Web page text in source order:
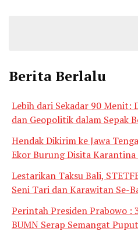
Berita Berlalu
Lebih dari Sekadar 90 Menit:
dan Geopolitik dalam Sepak
Hendak Dikirim ke Jawa
Ekor Burung Disita Karantina
Lestarikan Taksu Bali,
Seni Tari dan Karawitan Se-
Perintah Presiden Prabowo :
BUMN Serap Semangat